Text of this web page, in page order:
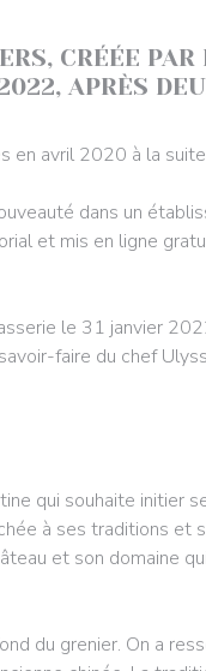
CRÉÉE PAR
APRÈS
en avril 2020 à la suite
dans un
et mis en ligne
le 31 janvier
faire du chef
qui souhaite initier
à ses traditions et
et son domaine
du grenier. On a